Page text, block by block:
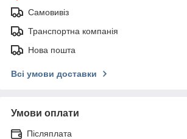
Самовивіз
Транспортна компанія
Нова пошта
Всі умови доставки
Умови оплати
Післяплата